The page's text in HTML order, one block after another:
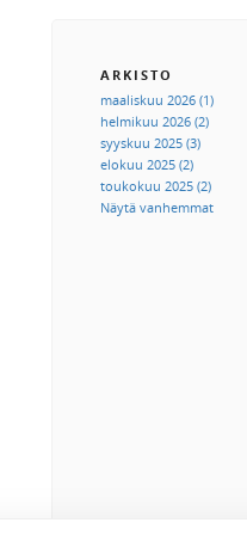
ARKISTO
maaliskuu 2026 (1)
helmikuu 2026 (2)
syyskuu 2025 (3)
elokuu 2025 (2)
toukokuu 2025 (2)
Näytä vanhemmat